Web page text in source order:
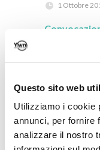
Questo sito web
Utilizziamo i cookie
annunci, per fornire
analizzare il nostro
1 Ottobre